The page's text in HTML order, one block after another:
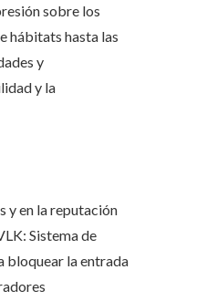
sobre los
hábitats hasta las
y
y la
y en la reputación
Sistema de
bloquear la entrada